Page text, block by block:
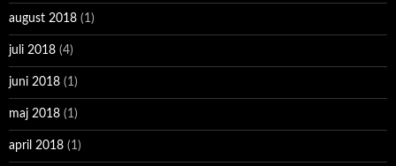
august 2018 (1)
juli 2018 (4)
juni 2018 (1)
maj 2018 (1)
april 2018 (1)